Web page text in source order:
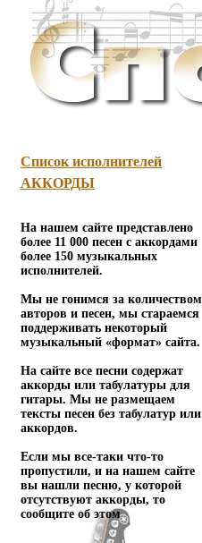
Список исполнителей
АККОРДЫ
На нашем сайте представлено
более 11 000 песен с аккордами
более 150 музыкальных
исполнителей.
Мы не гонимся за количеством
авторов и песен, мы стараемся
поддерживать некоторый
музыкальный «формат» сайта.
На сайте все песни содержат
аккорды или табулатуры для
гитары. Мы не размещаем
тексты песен без табулатур или
аккордов.
Если мы все-таки что-то
пропустили, и на нашем сайте
вы нашли песню, у которой
отсутствуют аккорды, то
сообщите об этом